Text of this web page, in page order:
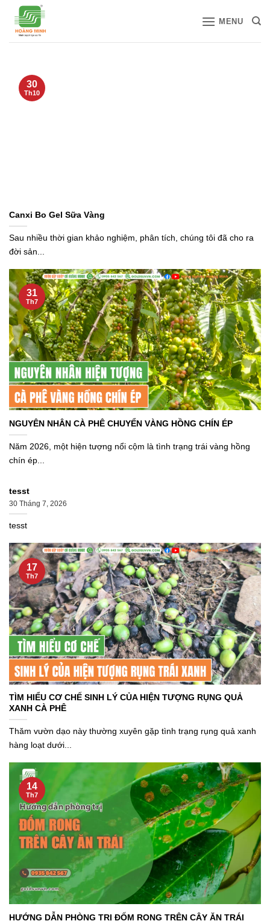
qua
MENU
Canxi Bo Gel Sữa Vàng
Sau nhiều thời gian khảo nghiệm, phân tích, chúng tôi đã cho ra
đời sản...
30
Th10
NGUYÊN NHÂN CÀ PHÊ CHUYỂN VÀNG HỒNG CHÍN ÉP
Năm 2026, một hiện tượng nổi cộm là tình trạng trái vàng hồng
chín ép...
31
Th7
tesst
30 Tháng 7, 2026
tesst
TÌM HIỂU CƠ CHẾ SINH LÝ CỦA HIỆN TƯỢNG RỤNG QUẢ
XANH CÀ PHÊ
Thăm vườn dạo này thường xuyên gặp tình trạng rụng quả xanh
hàng loạt dưới...
17
Th7
HƯỚNG DẪN PHÒNG TRỊ ĐỐM RONG TRÊN CÂY ĂN TRÁI
14
Th7